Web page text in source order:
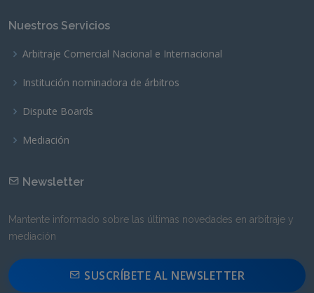
Nuestros Servicios
Arbitraje Comercial Nacional e Internacional
Institución nominadora de árbitros
Dispute Boards
Mediación
Newsletter
Mantente informado sobre las últimas novedades en arbitraje y
mediación
SUSCRÍBETE AL NEWSLETTER